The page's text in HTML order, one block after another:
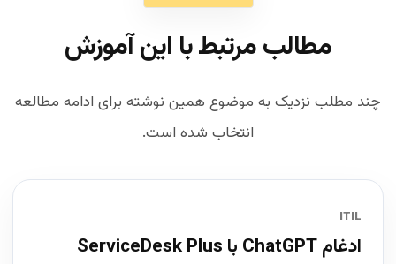
مطالب مرتبط با این آموزش
چند مطلب نزدیک به موضوع همین نوشته برای ادامه مطالعه
انتخاب شده است.
ITIL
ادغام ChatGPT با ServiceDesk Plus